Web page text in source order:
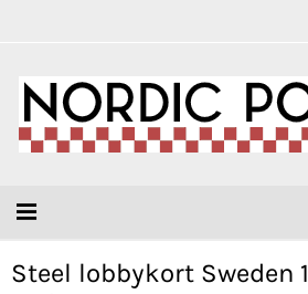
Steel lobbykort Sweden